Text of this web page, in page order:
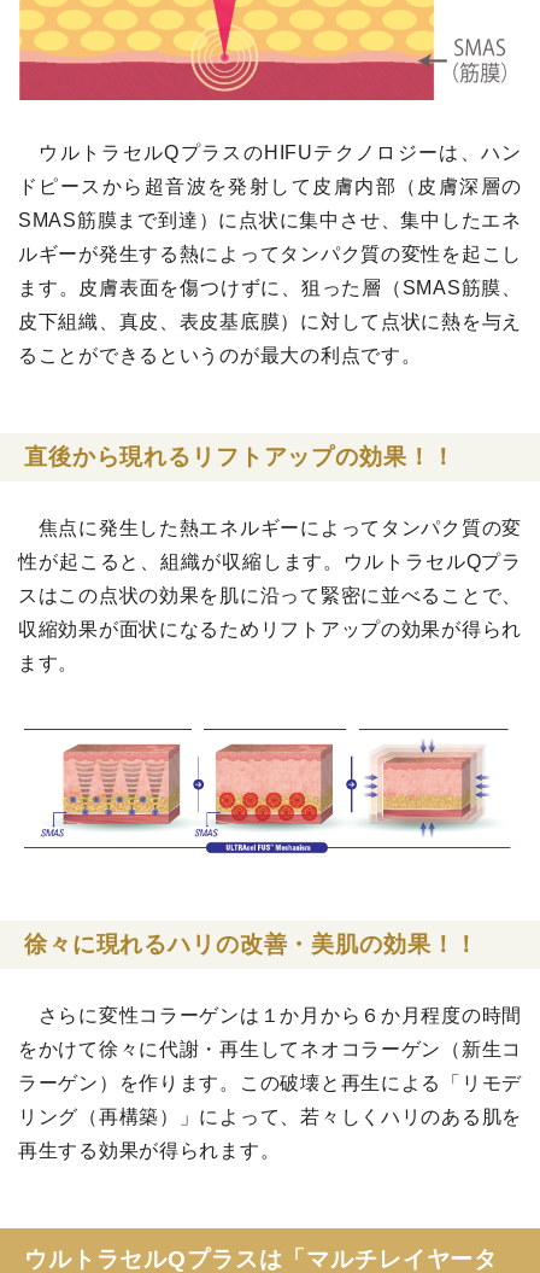
ウルトラセルQプラスのHIFUテクノロジーは、ハン
ドピースから超音波を発射して皮膚内部（皮膚深層の
SMAS筋膜まで到達）に点状に集中させ、集中したエネ
ルギーが発生する熱によってタンパク質の変性を起こし
ます。皮膚表面を傷つけずに、狙った層（SMAS筋膜、
皮下組織、真皮、表皮基底膜）に対して点状に熱を与え
ることができるというのが最大の利点です。
直後から現れるリフトアップの効果！！
焦点に発生した熱エネルギーによってタンパク質の変
性が起こると、組織が収縮します。ウルトラセルQプラ
スはこの点状の効果を肌に沿って緊密に並べることで、
収縮効果が面状になるためリフトアップの効果が得られ
ます。
徐々に現れるハリの改善・美肌の効果！！
さらに変性コラーゲンは１か月から６か月程度の時間
をかけて徐々に代謝・再生してネオコラーゲン（新生コ
ラーゲン）を作ります。この破壊と再生による「リモデ
リング（再構築）」によって、若々しくハリのある肌を
再生する効果が得られます。
ウルトラセルQプラスは「マルチレイヤータ